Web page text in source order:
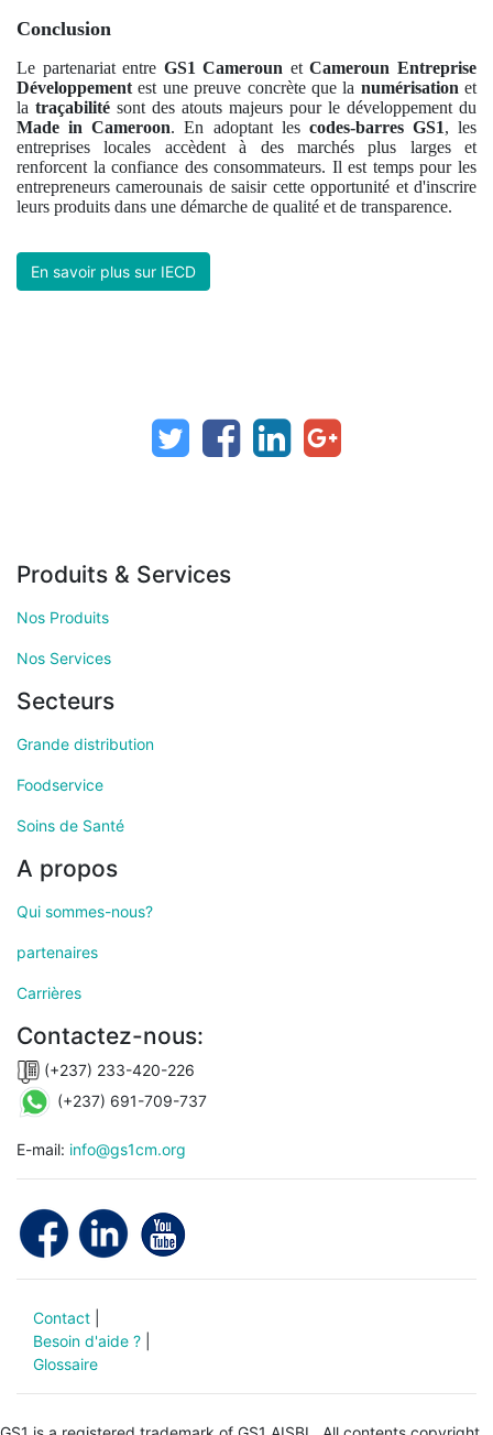
Conclusion
Le partenariat entre GS1 Cameroun etCameroun Entreprise
Développement est une preuve concrète que la numérisation et
la traçabilité sont des atouts majeurs pour le développement du
Made in Cameroon. En adoptant les codes-barres GS1, les
entreprises locales accèdent à des marchés plus larges et
renforcent la confiance des consommateurs. Il est temps pour les
entrepreneurs camerounais de saisir cette opportunité et d'inscrire
leurs produits dans une démarche de qualité et de transparence.
En savoir plus sur IECD
Produits & Services
Nos Produits
Nos Services
Secteurs
Grande distribution
Foodservice
Soins de Santé
A propos
Qui sommes-nous?
partenaires
Carrières
Contactez-nous:
(+237) 233-420-226
(+237) 691-709-737
E-mail: info@gs1cm.org
Contact
Besoin d'aide ?
Glossaire